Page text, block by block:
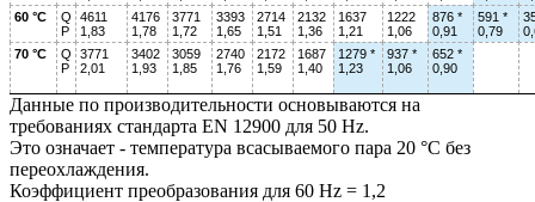
60 °C
Q
P
4611
1,83
4176
1,78
3771
1,72
3393
1,65
2714
1,51
2132
1,36
1637
1,21
1222
1,06
876 *
0,91
591 *
0,79
70 °C
Q
P
3771
2,01
3402
1,93
3059
1,85
2740
1,76
2172
1,59
1687
1,40
1279 *
1,23
937 *
1,06
652 *
0,90
Данные по производительности основываются на
требованиях стандарта EN 12900 для 50 Hz.
Это означает - температура всасываемого пара 20 °C без
переохлаждения.
Коэффициент преобразования для 60 Hz = 1,2